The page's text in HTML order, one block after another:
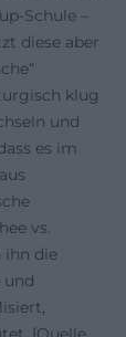
Schule –
diese aber
klug
und
es im
vs.
ihn die
und